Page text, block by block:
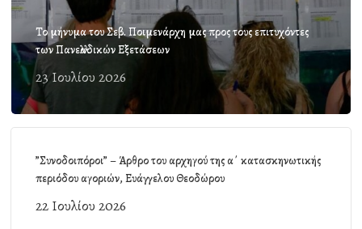
Το μήνυμα του Σεβ. Ποιμενάρχη μας προς τους επιτυχόντες
των Πανελλαδικών Εξετάσεων
23 Ιουλίου 2026
”Συνοδοιπόροι” – Άρθρο του αρχηγού της α΄ κατασκηνωτικής
περιόδου αγοριών, Ευάγγελου Θεοδώρου
22 Ιουλίου 2026